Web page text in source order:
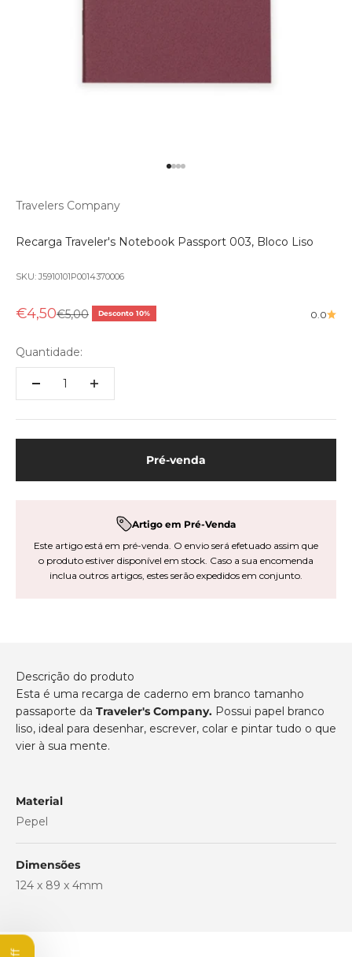
Travelers Company
Recarga Traveler's Notebook Passport 003, Bloco Liso
SKU: J5910101P0014370006
Preço promocional
€4,50Preço normal
€5,00 Desconto 10% 0.0
Quantidade:
Pré-venda
Artigo em Pré-Venda
Este artigo está em pré-venda. O envio será efetuado assim que
o produto estiver disponível em stock. Caso a sua encomenda
inclua outros artigos, estes serão expedidos em conjunto.
Descrição do produto
Esta é uma recarga de caderno em branco tamanho
passaporte da Traveler's Company. Possui papel branco
liso, ideal para desenhar, escrever, colar e pintar tudo o que
vier à sua mente.
Material
Pepel
Dimensões
124 x 89 x 4mm